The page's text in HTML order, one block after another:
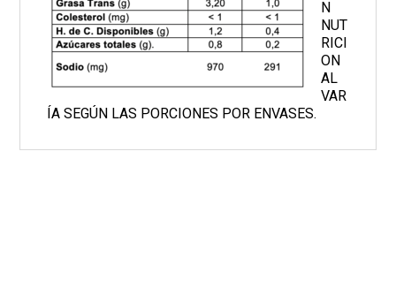
N
NUT
RICI
ON
AL
VAR
ÍA SEGÚN LAS PORCIONES POR ENVASES.